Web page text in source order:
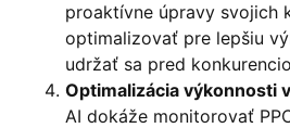
proaktívne úpravy svojich
optimalizovať pre lepšiu
udržať sa pred
Optimalizácia výkonnosti
AI dokáže monitorovať